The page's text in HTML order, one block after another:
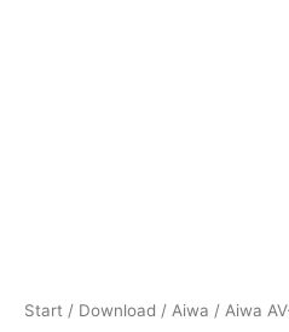
Start / Download / Aiwa / Aiwa